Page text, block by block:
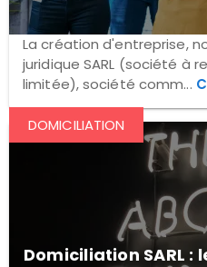
La création d'entreprise,
juridique SARL (société à
limitée), société comm...
Domiciliation SARL
DOMICILIATION